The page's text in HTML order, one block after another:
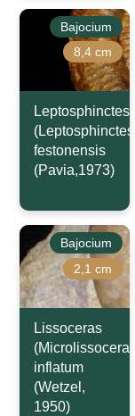
Bajocium
8,4 cm
Leptosphinctes
(Leptosphinctes)
festonensis
(Pavia,1973)
Bajocium
2,1 cm
Lissoceras
(Microlissoceras)
inflatum
(Wetzel,
1950)